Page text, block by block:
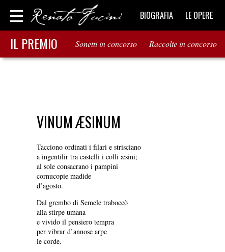
BIOGRAFIA LE OPERE
IL PREMIO Sonetti in concorso Raccolte in concorso
VINUM ÆSINUM
Tacciono ordinati i filari e strisciano
a ingentilir tra castelli i colli æsini;
al sole consacrano i pampini
cornucopie madide
d’agosto.
Dal grembo di Semele traboccò
alla stirpe umana
e vivido il pensiero tempra
per vibrar d’annose arpe
le corde.